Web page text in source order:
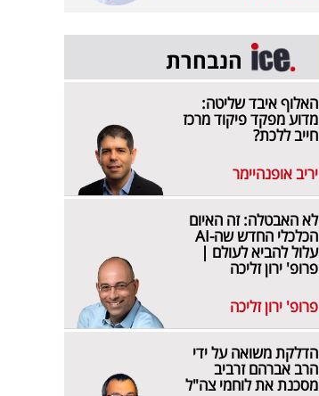
הנבחרת
האלוף איבד שליטה:
מדוע מפקד פיקוד מרכז
חייב ללכת?
יריב אופנהיימר
לא האבטלה: זה האיום
הכלכלי החדש שה-AI
עלול להביא לעולם |
פרופ' ירון זליכה
פרופ' ירון זליכה
הדלקת משואה על ידי
הרב אברהם זרביב
מסכנת את לוחמי צה"ל